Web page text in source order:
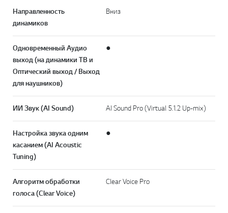
Направленность
динамиков
Вниз
Одновременный Аудио
выход (на динамики TB и
Оптический выход / Выход
для наушников)
●
ИИ Звук (AI Sound) AI Sound Pro (Virtual 5.1.2 Up-mix)
Настройка звука одним
касанием (AI Acoustic
Tuning)
●
Алгоритм обработки
голоса (Clear Voice)
Clear Voice Pro